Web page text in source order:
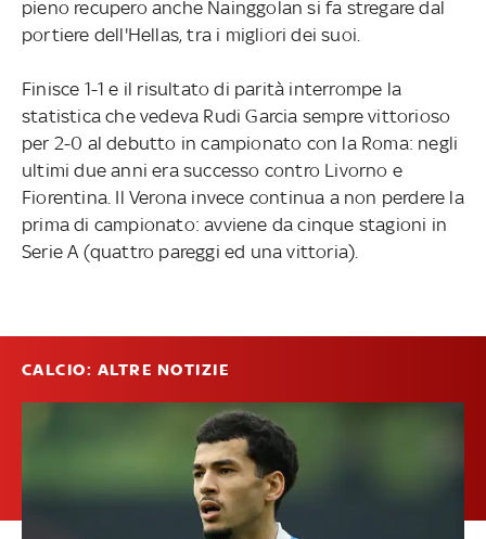
pieno recupero anche Nainggolan si fa stregare dal
portiere dell'Hellas, tra i migliori dei suoi.
Finisce 1-1 e il risultato di parità interrompe la
statistica che vedeva Rudi Garcia sempre vittorioso
per 2-0 al debutto in campionato con la Roma: negli
ultimi due anni era successo contro Livorno e
Fiorentina. Il Verona invece continua a non perdere la
prima di campionato: avviene da cinque stagioni in
Serie A (quattro pareggi ed una vittoria).
CALCIO: ALTRE NOTIZIE